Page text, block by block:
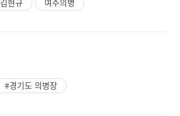
김현규 여주의병
#경기도 의병장